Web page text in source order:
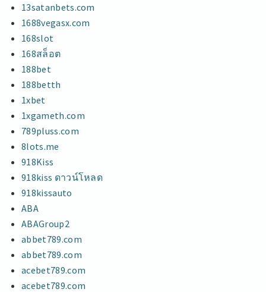
13satanbets.com
1688vegasx.com
168slot
168สล็อต
188bet
188betth
1xbet
1xgameth.com
789pluss.com
8lots.me
918Kiss
918kiss ดาวน์โหลด
918kissauto
ABA
ABAGroup2
abbet789.com
abbet789.com
acebet789.com
acebet789.com